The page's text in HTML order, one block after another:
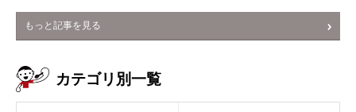
もっと記事を見る
カテゴリ別一覧